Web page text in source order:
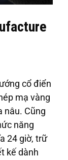
cổ điển
mạ vàng
nâu. Cũng
năng
24 giờ, trữ
kế dành